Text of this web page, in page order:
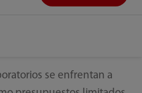
se enfrentan a